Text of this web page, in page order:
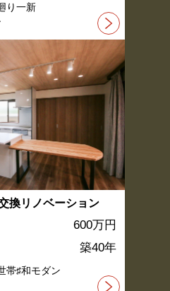
り一新
換リノベーション
600万円
築40年
帯 和モダン